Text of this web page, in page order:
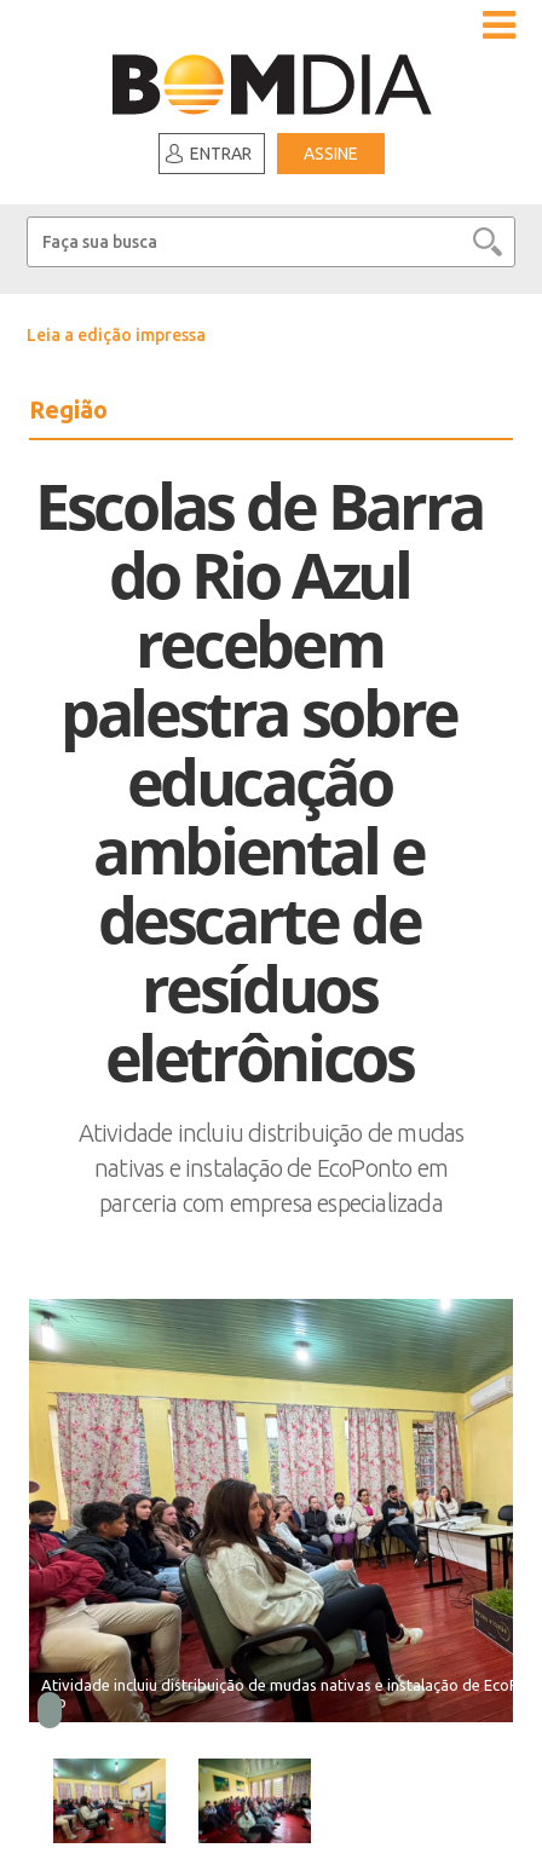
ENTRAR ASSINE
Leia a edição impressa
Região
Escolas de Barra
do Rio Azul
recebem
palestra sobre
educação
ambiental e
descarte de
resíduos
eletrônicos
Atividade incluiu distribuição de mudas
nativas e instalação de EcoPonto em
parceria com empresa especializada
Atividade incluiu distribuição de mudas nativas e instalação de
esp